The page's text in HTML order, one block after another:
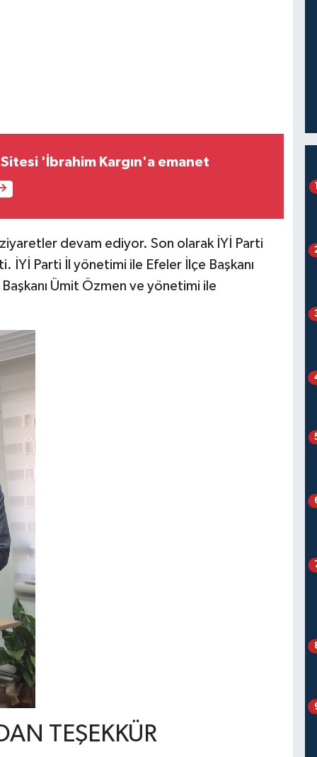
Sitesi 'İbrahim Kargın'a emanet
ziyaretler devam ediyor. Son olarak İYİ Parti
İYİ Parti İl yönetimi ile Efeler İlçe Başkanı
Ümit Özmen ve yönetimi ile
TEŞEKKÜR